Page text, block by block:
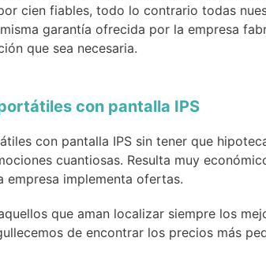
cien fiables, todo lo contrario todas
garantía ofrecida por la empresa
que sea necesaria.
con pantalla IPS
con pantalla IPS sin tener que
cuantiosas. Resulta muy
empresa implementa ofertas.
que aman localizar siempre los
de encontrar los precios más